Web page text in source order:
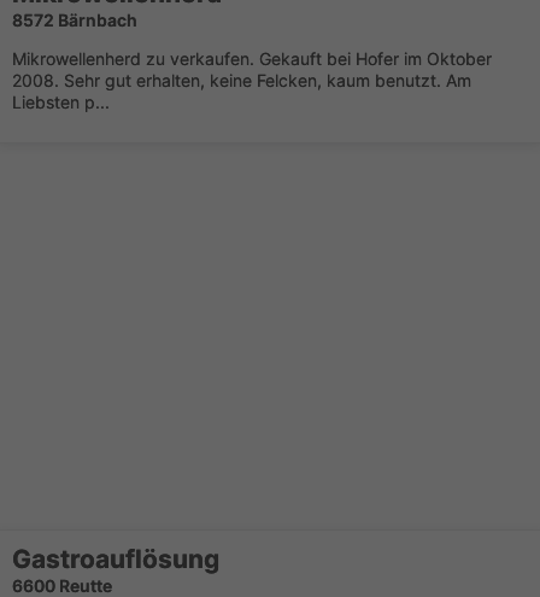
8572 Bärnbach
Mikrowellenherd zu verkaufen. Gekauft bei Hofer im Oktober
2008. Sehr gut erhalten, keine Felcken, kaum benutzt. Am
Liebsten p...
Gastroauflösung
6600 Reutte